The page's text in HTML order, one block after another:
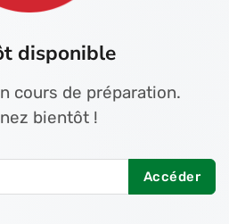
disponible
cours de préparation.
bientôt !
Accéder